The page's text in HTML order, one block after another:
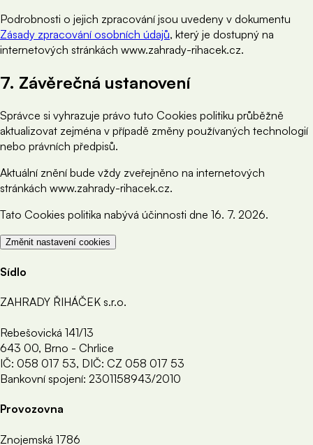
Podrobnosti o jejich zpracování jsou uvedeny v dokumentu
Zásady zpracování osobních údajů, který je dostupný na
internetových stránkách www.zahrady-rihacek.cz.
7. Závěrečná ustanovení
Správce si vyhrazuje právo tuto Cookies politiku průběžně
aktualizovat zejména v případě změny používaných technologií
nebo právních předpisů.
Aktuální znění bude vždy zveřejněno na internetových
stránkách www.zahrady-rihacek.cz.
Tato Cookies politika nabývá účinnosti dne 16. 7. 2026.
Změnit nastavení cookies
Sídlo
ZAHRADY ŘIHÁČEK s.r.o.
Rebešovická 141/13
643 00, Brno - Chrlice
IČ: 058 017 53, DIČ: CZ 058 017 53
Bankovní spojení: 2301158943/2010
Provozovna
Znojemská 1786